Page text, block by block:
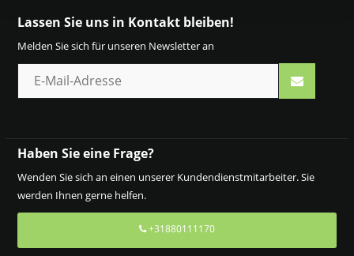
Lassen Sie uns in Kontakt bleiben!
Melden Sie sich für unseren Newsletter an
Haben Sie eine Frage?
Wenden Sie sich an einen unserer Kundendienstmitarbeiter. Sie
werden Ihnen gerne helfen.
+31880111170